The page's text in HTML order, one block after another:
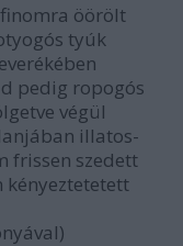
öörölt
tyúk
pedig ropogós
végül
illatos-
frissen szedett
kényeztetetett